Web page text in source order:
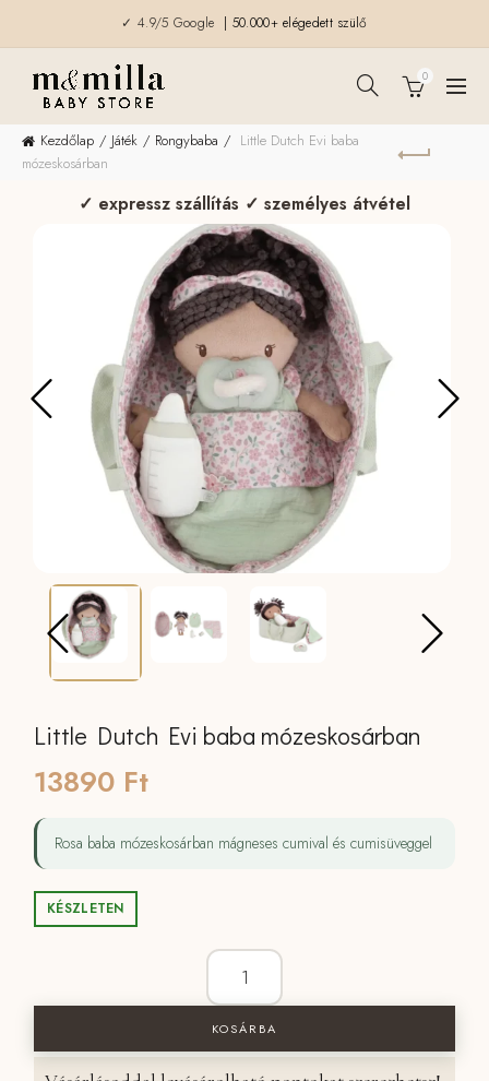
✓ 4.9/5 Google | 50.000+ elégedett szülő
0
Kezdőlap Játék Rongybaba
Little Dutch Evi baba
mózeskosárban
✓ expressz szállítás ✓ személyes átvétel
Little Dutch Evi baba mózeskosárban
13890 Ft
Rosa baba mózeskosárban mágneses cumival és cumisüveggel
KÉSZLETEN
Little Dutch Evi baba mózeskosárban
KOSÁRBA